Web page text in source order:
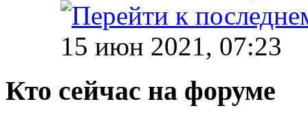
15 июн 2021, 07:23
Кто сейчас на форуме